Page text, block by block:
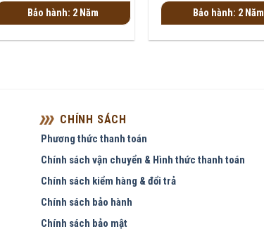
hạng
0
sao
Bảo hành: 2 Năm
hạng
0
sao
Bảo hành: 2 Năm
CHÍNH SÁCH
Phương thức thanh toán
Chính sách vận chuyển & Hình thức thanh toán
Chính sách kiểm hàng & đổi trả
Chính sách bảo hành
Chính sách bảo mật